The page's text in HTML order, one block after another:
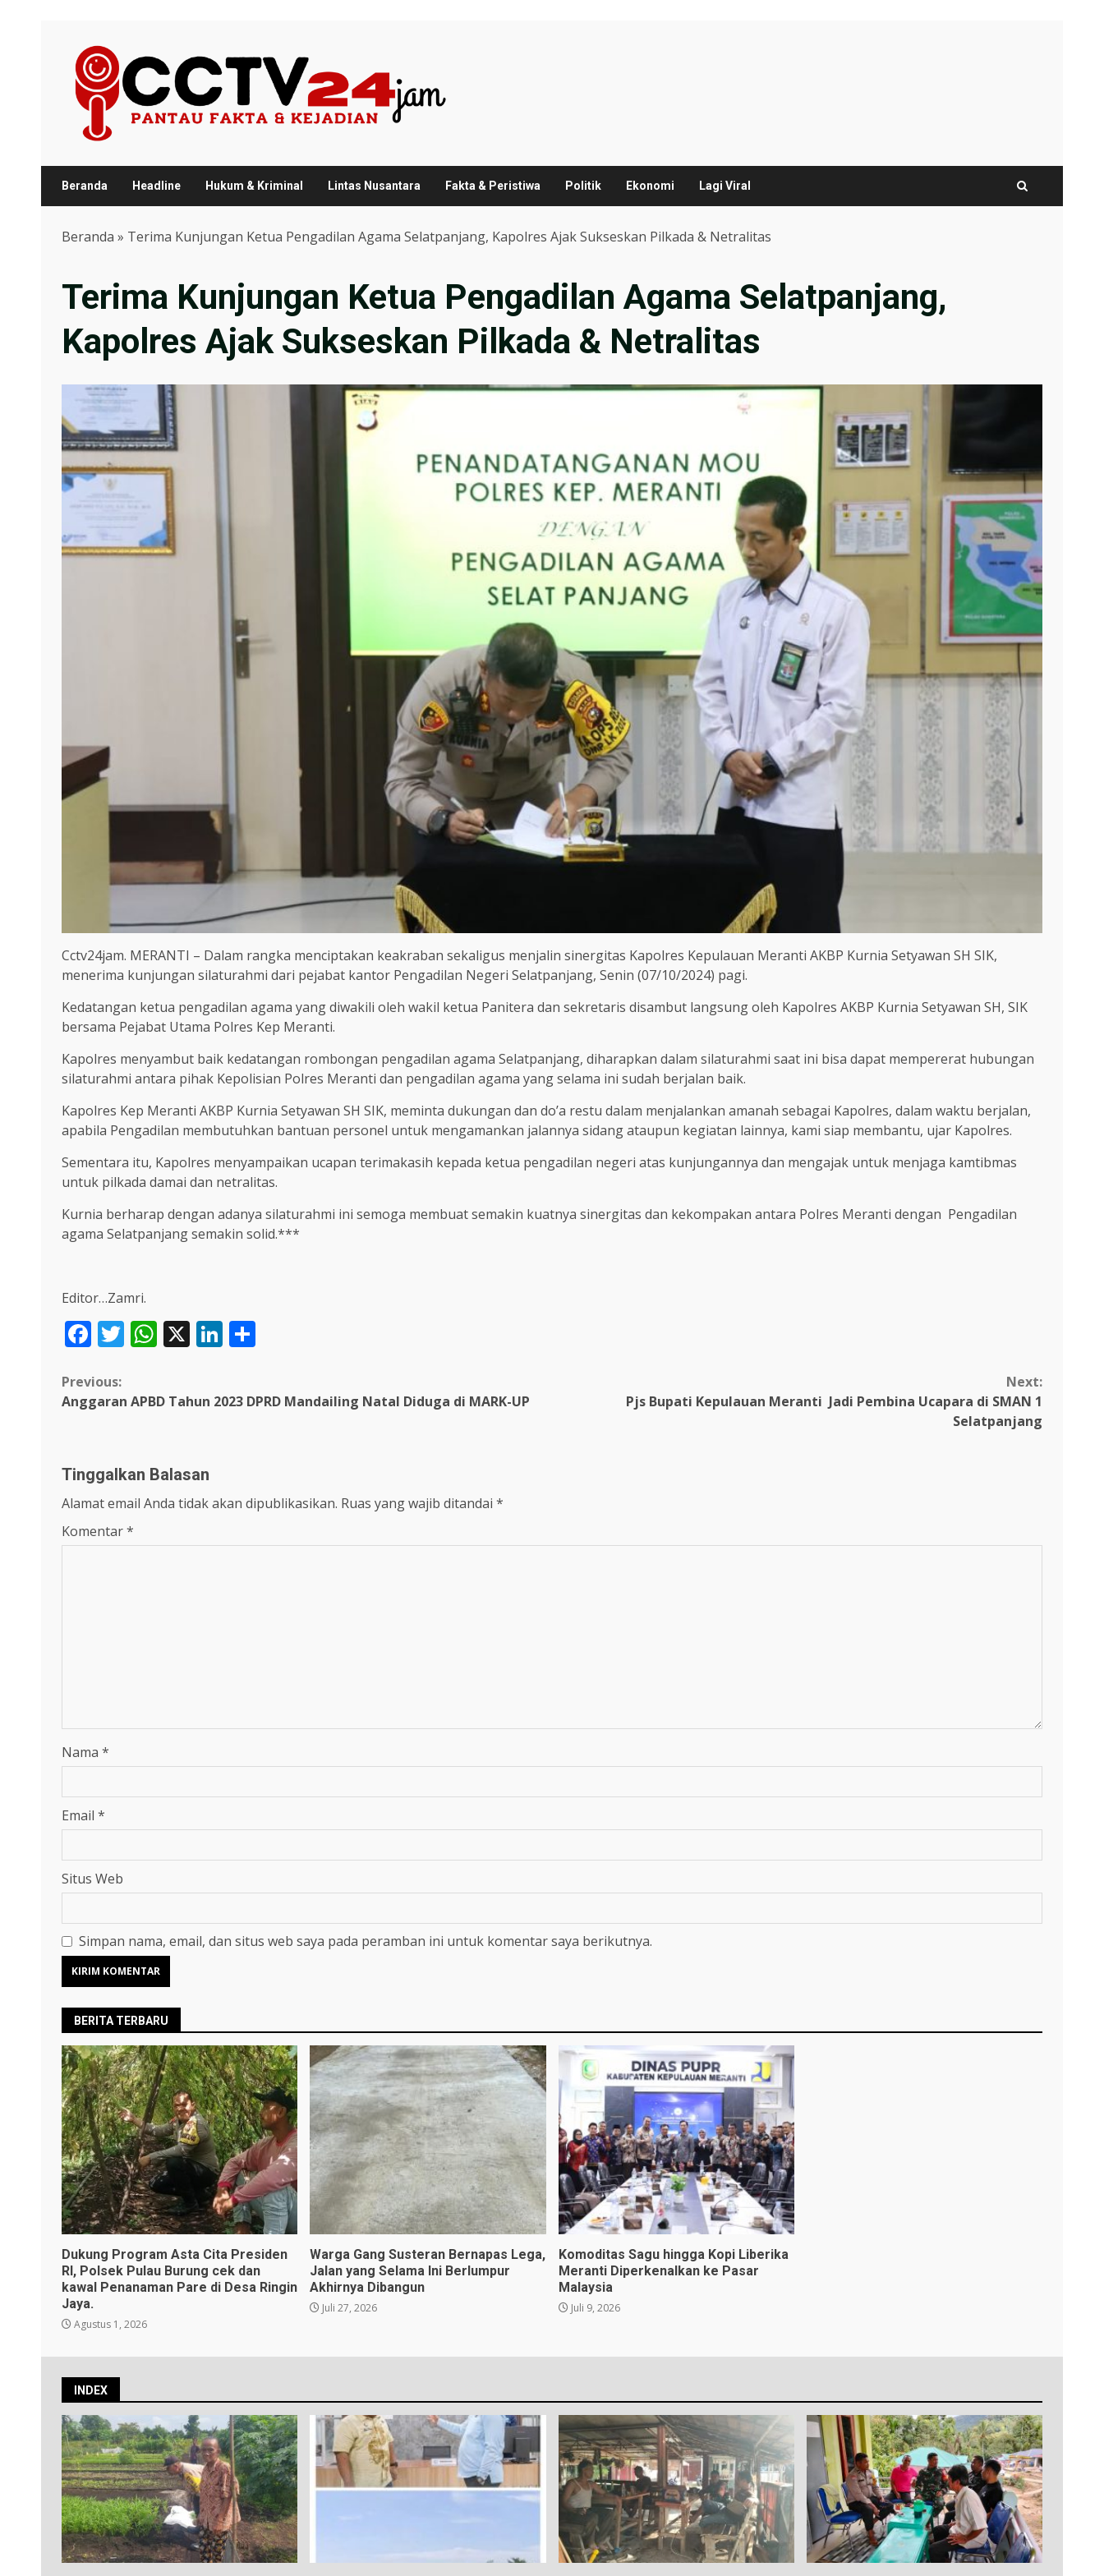
content
Beranda Headline Hukum & Kriminal Lintas Nusantara Fakta & Peristiwa Politik Ekonomi Lagi Viral
Beranda » Terima Kunjungan Ketua Pengadilan Agama Selatpanjang, Kapolres Ajak Sukseskan Pilkada & Netralitas
Terima Kunjungan Ketua Pengadilan Agama Selatpanjang,
Kapolres Ajak Sukseskan Pilkada & Netralitas
Cctv24jam. MERANTI – Dalam rangka menciptakan keakraban sekaligus menjalin sinergitas Kapolres Kepulauan Meranti AKBP Kurnia Setyawan SH SIK,
menerima kunjungan silaturahmi dari pejabat kantor Pengadilan Negeri Selatpanjang, Senin (07/10/2024) pagi.
Kedatangan ketua pengadilan agama yang diwakili oleh wakil ketua Panitera dan sekretaris disambut langsung oleh Kapolres AKBP Kurnia Setyawan SH, SIK
bersama Pejabat Utama Polres Kep Meranti.
Kapolres menyambut baik kedatangan rombongan pengadilan agama Selatpanjang, diharapkan dalam silaturahmi saat ini bisa dapat mempererat hubungan
silaturahmi antara pihak Kepolisian Polres Meranti dan pengadilan agama yang selama ini sudah berjalan baik.
Kapolres Kep Meranti AKBP Kurnia Setyawan SH SIK, meminta dukungan dan do’a restu dalam menjalankan amanah sebagai Kapolres, dalam waktu berjalan,
apabila Pengadilan membutuhkan bantuan personel untuk mengamankan jalannya sidang ataupun kegiatan lainnya, kami siap membantu, ujar Kapolres.
Sementara itu, Kapolres menyampaikan ucapan terimakasih kepada ketua pengadilan negeri atas kunjungannya dan mengajak untuk menjaga kamtibmas
untuk pilkada damai dan netralitas.
Kurnia berharap dengan adanya silaturahmi ini semoga membuat semakin kuatnya sinergitas dan kekompakan antara Polres Meranti dengan Pengadilan
agama Selatpanjang semakin solid.***
Editor…Zamri.
Facebook
Twitter
WhatsApp
X LinkedIn
Continue
Reading
Previous:
Anggaran APBD Tahun 2023 DPRD Mandailing Natal Diduga di MARK-UP
Next:
Pjs Bupati Kepulauan Meranti Jadi Pembina Ucapara di SMAN 1
Selatpanjang
Tinggalkan Balasan
Alamat email Anda tidak akan dipublikasikan. Ruas yang wajib ditandai *
Komentar*
Nama *
Email *
Situs Web
Simpan nama, email, dan situs web saya pada peramban ini untuk komentar saya berikutnya.
BERITA TERBARU
Dukung Program Asta Cita Presiden
RI, Polsek Pulau Burung cek dan
kawal Penanaman Pare di Desa Ringin
Jaya.
Agustus 1, 2026
Warga Gang Susteran Bernapas Lega,
Jalan yang Selama Ini Berlumpur
Akhirnya Dibangun
Juli 27, 2026
Komoditas Sagu hingga Kopi Liberika
Meranti Diperkenalkan ke Pasar
Malaysia
Juli 9, 2026
INDEX